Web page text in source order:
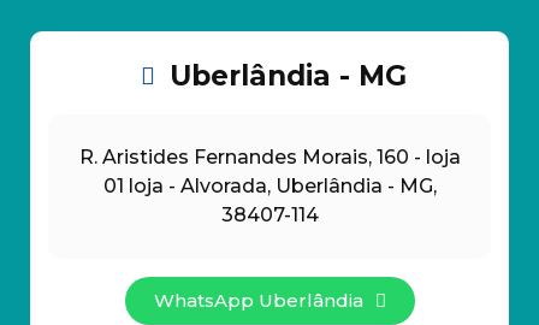
Uberlândia - MG
R. Aristides Fernandes Morais, 160 - loja
01 loja - Alvorada, Uberlândia - MG,
38407-114
WhatsApp Uberlândia